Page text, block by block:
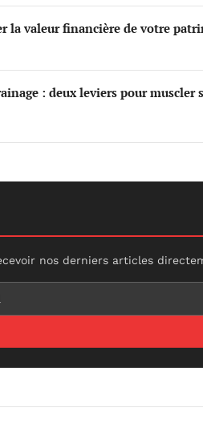
la valeur financière de votre
: deux leviers pour muscler
nos derniers articles